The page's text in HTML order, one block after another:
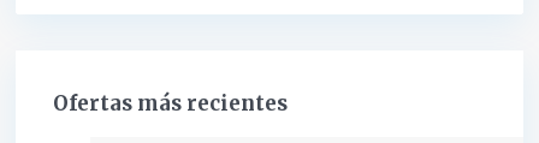
Ofertas más recientes